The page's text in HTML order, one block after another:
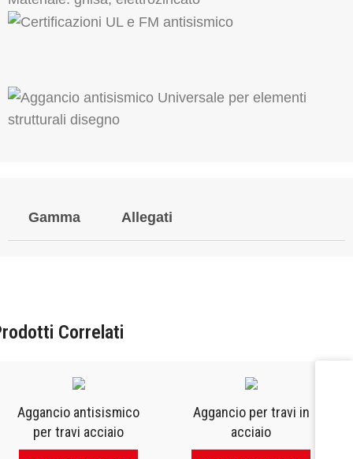
Gamma Allegati
Correlati
Aggancio antisismico
per travi acciaio
Aggancio per travi in
acciaio